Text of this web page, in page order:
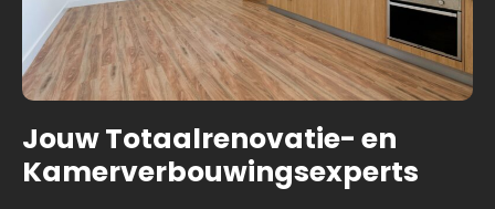
Jouw Totaalrenovatie- en
Kamerverbouwingsexperts